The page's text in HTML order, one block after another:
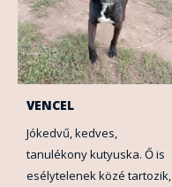
VENCEL
Jókedvű, kedves,
tanulékony kutyuska. Ő is
esélytelenek közé tartozik,